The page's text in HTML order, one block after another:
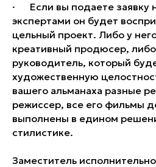
· Если вы подаете заявку
экспертами он будет
цельный проект. Либо у
креативный продюсер,
руководитель, который
художественную
вашего альманаха разные
режиссер, все его фильмы
выполнены в едином
стилистике.
Заместитель